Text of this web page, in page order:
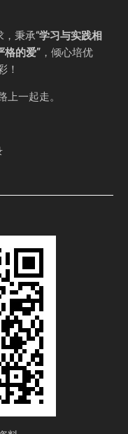
，秉承“学习与实践相
格的爱” ，倾心培优
！
一起走。